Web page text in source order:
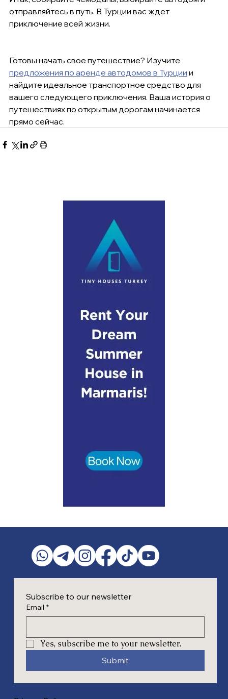
отправляйтесь в путь. В Турции вас ждет
приключение всей жизни.
Готовы начать свое путешествие? Изучите
предложения по аренде автодомов в Турции и
найдите идеальное транспортное средство для
вашего следующего приключения. Ваша история о
путешествиях по открытым дорогам начинается
прямо сейчас.
Subscribe to our newsletter
Email *
Yes, subscribe me to your newsletter.
Submit